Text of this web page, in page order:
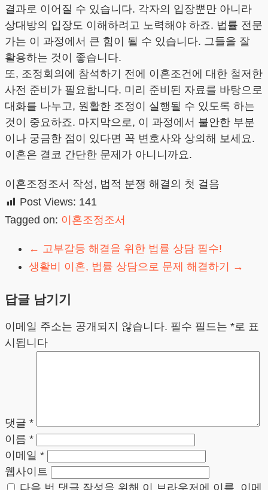
결과로 이어질 수 있습니다. 각자의 입장뿐만 아니라
상대방의 입장도 이해하려고 노력해야 하죠. 법률 전문
가는 이 과정에서 큰 힘이 될 수 있습니다. 그들을 잘
활용하는 것이 좋습니다.
또, 조정회의에 참석하기 전에 이혼조건에 대한 철저한
사전 준비가 필요합니다. 미리 준비된 자료를 바탕으로
대화를 나누고, 원활한 조정이 실행될 수 있도록 하는
것이 중요하죠. 마지막으로, 이 과정에서 불안한 부분
이나 궁금한 점이 있다면 꼭 변호사와 상의해 보세요.
이혼은 결코 간단한 문제가 아니니까요.
이혼조정조서 작성, 법적 분쟁 해결의 첫 걸음
Post Views: 141
Tagged on: 이혼조정조서
← 고부갈등 해결을 위한 법률 상담 필수!
생활비 이혼, 법률 상담으로 문제 해결하기
→
답글 남기기
이메일 주소는 공개되지 않습니다. 필수 필드는 *로 표
시됩니다
댓글 *
이름 *
이메일 *
웹사이트
다음 번 댓글 작성을 위해 이 브라우저에 이름, 이메